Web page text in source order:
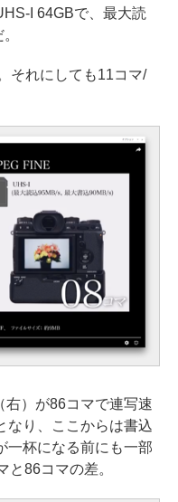
I 64GBで、最大読
それにしても11コマ/
右）が86コマで連写速
なり、ここからは書込
一杯になる前にも一部
86コマの差。